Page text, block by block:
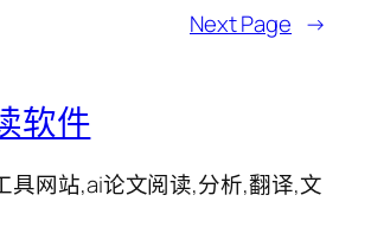
Next Page →
软件
具网站,ai论文阅读,分析,翻译,文